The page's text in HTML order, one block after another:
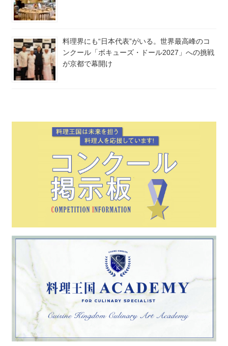
料理界にも“日本代表”がいる。世界最高峰のコ
ンクール「ボキューズ・ドール2027」への挑戦
が京都で幕開け